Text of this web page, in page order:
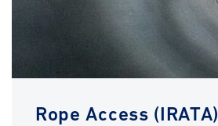
Rope Access (IRATA)